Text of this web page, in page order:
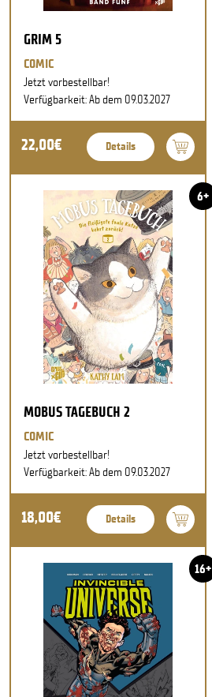
GRIM 5
COMIC
Jetzt vorbestellbar!
Verfügbarkeit: Ab dem 09.03.2027
22,00€ Details
6+
MOBUS TAGEBUCH 2
COMIC
Jetzt vorbestellbar!
Verfügbarkeit: Ab dem 09.03.2027
18,00€ Details
16+